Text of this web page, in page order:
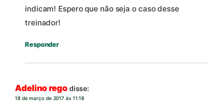
indicam! Espero que não seja o caso desse
treinador!
Responder
Adelino rego disse:
18 de março de 2017 às 11:18